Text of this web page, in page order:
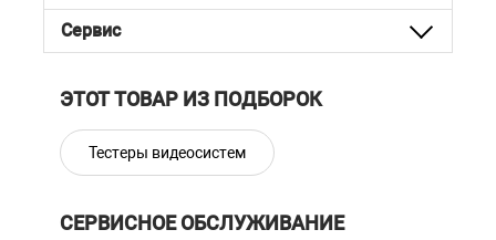
Сервис
ЭТОТ ТОВАР ИЗ ПОДБОРОК
Тестеры видеосистем
СЕРВИСНОЕ ОБСЛУЖИВАНИЕ